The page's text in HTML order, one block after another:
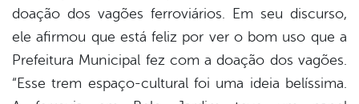
doação dos vagões ferroviários. Em seu discurso,
ele afirmou que está feliz por ver o bom uso que a
Prefeitura Municipal fez com a doação dos vagões.
“Esse trem espaço-cultural foi uma ideia belíssima.